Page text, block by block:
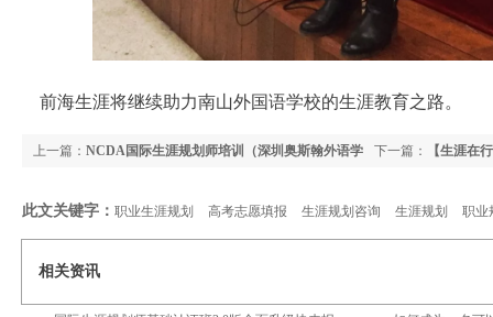
前海生涯将继续助力南山外国语学校的生涯教育之路。
下一篇： 【生涯在
上一篇： NCDA国际生涯规划师培训（深圳奥斯翰外语学
此文关键字： 职业生涯规划 高考志愿填报 生涯规划咨询 生涯规划 职业
相关资讯